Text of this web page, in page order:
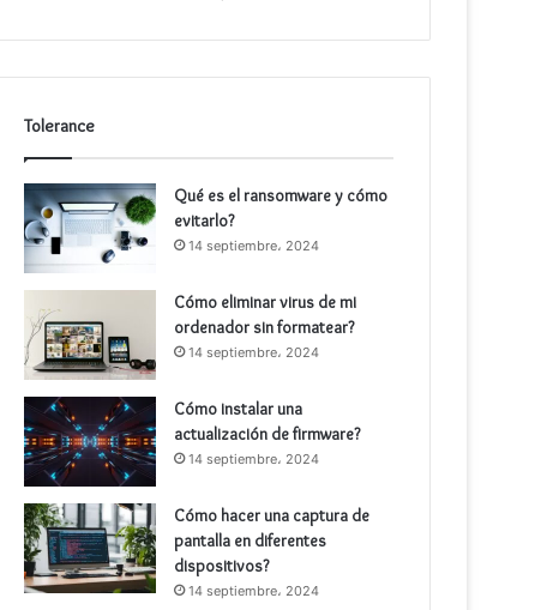
Tolerance
Qué es el ransomware y cómo
evitarlo?
14 septiembre، 2024
Cómo eliminar virus de mi
ordenador sin formatear?
14 septiembre، 2024
Cómo instalar una
actualización de firmware?
14 septiembre، 2024
Cómo hacer una captura de
pantalla en diferentes
dispositivos?
14 septiembre، 2024